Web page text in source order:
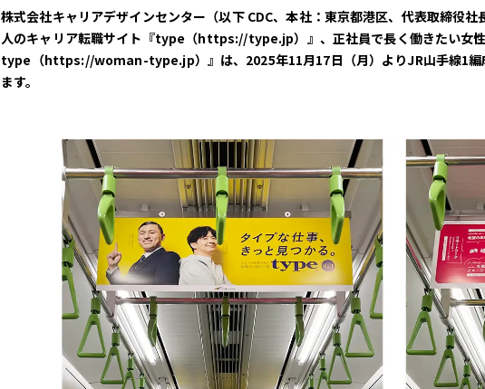
株式会社キャリアデザインセンター（以下 CDC、本社：東京都港区、代表取締役
人のキャリア転職サイト『type（https://type.jp）』、正社員で長く働きたい女
type（https://woman-type.jp）』は、2025年11月17日（月）よりJR山手線1編
ます。